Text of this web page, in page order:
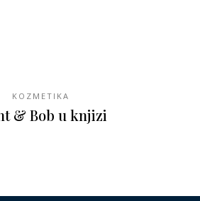
KOZMETIKA
& Bob u knjizi